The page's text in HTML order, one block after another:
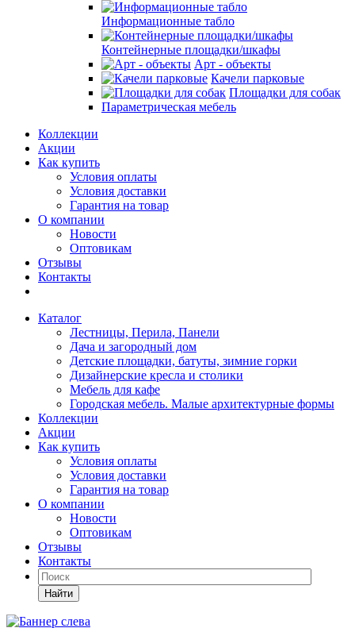
Информационные табло
Контейнерные площадки/шкафы
Арт - объекты
Качели парковые
Площадки для собак
Параметрическая мебель
Коллекции
Акции
Как купить
Условия оплаты
Условия доставки
Гарантия на товар
О компании
Новости
Оптовикам
Отзывы
Контакты
Каталог
Лестницы, Перила, Панели
Дача и загородный дом
Детские площадки, батуты, зимние горки
Дизайнерские кресла и столики
Мебель для кафе
Городская мебель. Малые архитектурные формы
Коллекции
Акции
Как купить
Условия оплаты
Условия доставки
Гарантия на товар
О компании
Новости
Оптовикам
Отзывы
Контакты
Найти